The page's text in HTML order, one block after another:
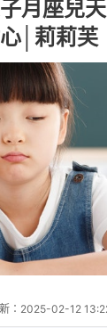
子月座兒
│莉莉芙
： 2025-02-12